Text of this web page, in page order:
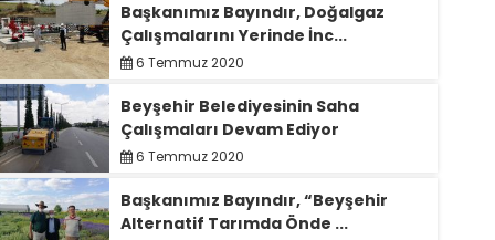
Başkanımız Bayındır, Doğalgaz
Çalışmalarını Yerinde İnc...
6 Temmuz 2020
Beyşehir Belediyesinin Saha
Çalışmaları Devam Ediyor
6 Temmuz 2020
Başkanımız Bayındır, “Beyşehir
Alternatif Tarımda Önde ...